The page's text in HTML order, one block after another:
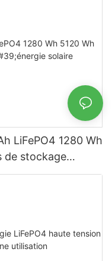
LiFePO4 1280 Wh
de stockage